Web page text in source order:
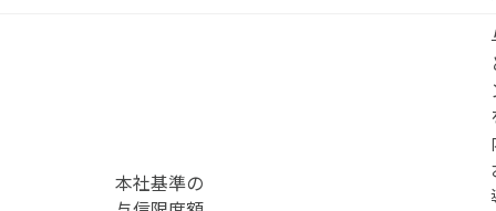
本社基準の